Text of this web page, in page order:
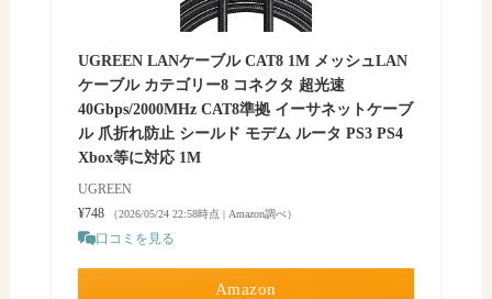
UGREEN LANケーブル CAT8 1M メッシュLAN
ケーブル カテゴリー8 コネクタ 超光速
40Gbps/2000MHz CAT8準拠 イーサネットケーブ
ル 爪折れ防止 シールド モデム ルータ PS3 PS4
Xbox等に対応 1M
UGREEN
¥748
（2026/05/24 22:58時点 | Amazon調べ）
口コミを見る
Amazon